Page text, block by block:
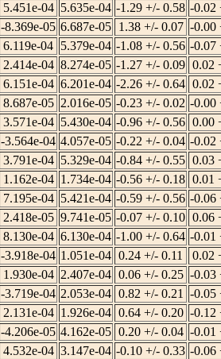
5.451e-04 5.635e-04 -1.29 +/- 0.58 -0.02
-8.369e-05 6.687e-05 1.38 +/- 0.07 -0.00
6.119e-04 5.379e-04 -1.08 +/- 0.56 -0.07
2.414e-04 8.274e-05 -1.27 +/- 0.09 0.02
6.151e-04 6.201e-04 -2.26 +/- 0.64 0.02
8.687e-05 2.016e-05 -0.23 +/- 0.02 -0.00
3.571e-04 5.430e-04 -0.96 +/- 0.56 0.00
-3.564e-04 4.057e-05 -0.22 +/- 0.04 -0.02
3.791e-04 5.329e-04 -0.84 +/- 0.55 0.03
1.162e-04 1.734e-04 -0.56 +/- 0.18 0.01
7.195e-04 5.421e-04 -0.59 +/- 0.56 -0.06
2.418e-05 9.741e-05 -0.07 +/- 0.10 0.06
8.130e-04 6.130e-04 -1.00 +/- 0.64 -0.01
-3.918e-04 1.051e-04 0.24 +/- 0.11
0.02
1.930e-04 2.407e-04 0.06 +/- 0.25 -0.03
-3.719e-04 2.053e-04 0.82 +/- 0.21 -0.05
2.131e-04 1.926e-04 0.64 +/- 0.20 -0.12
-4.206e-05 4.162e-05 0.20 +/- 0.04 -0.01
4.532e-04 3.147e-04 -0.10 +/- 0.33 -0.06